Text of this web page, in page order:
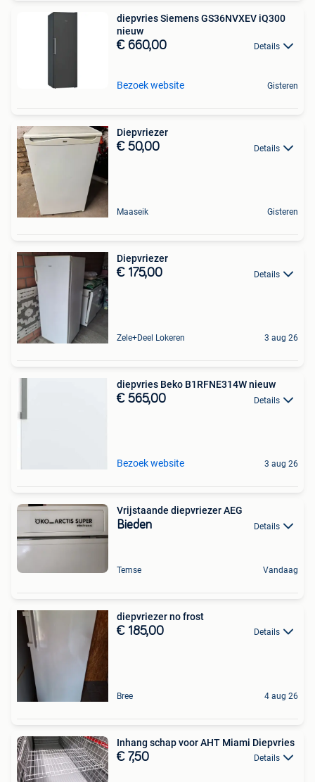
diepvries Siemens GS36NVXEV iQ300
nieuw
€ 660,00 Details
Bezoek website Gisteren
Diepvriezer
€ 50,00 Details
Maaseik Gisteren
Diepvriezer
€ 175,00 Details
Zele+Deel Lokeren 3 aug 26
diepvries Beko B1RFNE314W nieuw
€ 565,00 Details
Bezoek website 3 aug 26
Vrijstaande diepvriezer AEG
Bieden Details
Temse Vandaag
diepvriezer no frost
€ 185,00 Details
Bree 4 aug 26
Inhang schap voor AHT Miami Diepvries
€ 7,50 Details